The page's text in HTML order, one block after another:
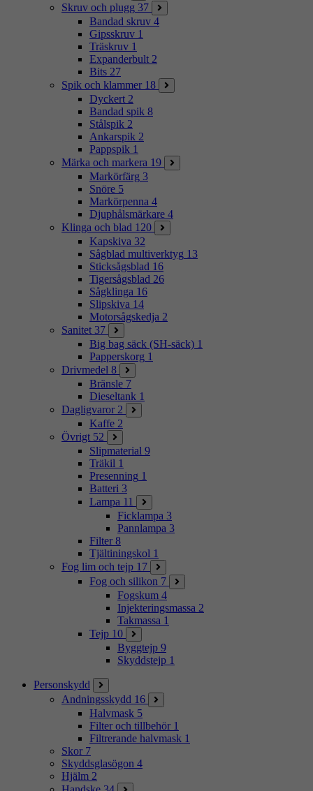
Skruv och plugg 37
Bandad skruv 4
Gipsskruv 1
Träskruv 1
Expanderbult 2
Bits 27
Spik och klammer 18
Dyckert 2
Bandad spik 8
Stålspik 2
Ankarspik 2
Pappspik 1
Märka och markera 19
Markörfärg 3
Snöre 5
Markörpenna 4
Djuphålsmärkare 4
Klinga och blad 120
Kapskiva 32
Sågblad multiverktyg 13
Sticksågsblad 16
Tigersågsblad 26
Sågklinga 16
Slipskiva 14
Motorsågskedja 2
Sanitet 37
Big bag säck (SH-säck) 1
Papperskorg 1
Drivmedel 8
Bränsle 7
Dieseltank 1
Dagligvaror 2
Kaffe 2
Övrigt 52
Slipmaterial 9
Träkil 1
Presenning 1
Batteri 3
Lampa 11
Ficklampa 3
Pannlampa 3
Filter 8
Tjältiningskol 1
Fog lim och tejp 17
Fog och silikon 7
Fogskum 4
Injekteringsmassa 2
Takmassa 1
Tejp 10
Byggtejp 9
Skyddstejp 1
Personskydd
Andningsskydd 16
Halvmask 5
Filter och tillbehör 1
Filtrerande halvmask 1
Skor 7
Skyddsglasögon 4
Hjälm 2